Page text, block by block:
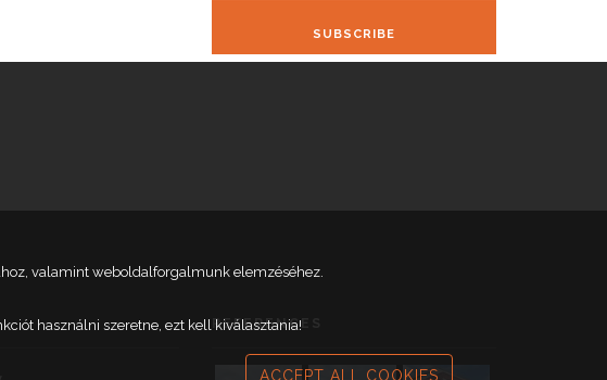
SUBSCRIBE
REFERENCES
valamint weboldalforgalmunk elemzéséhez.
használni szeretne, ezt kell kiválasztania!
ACCEPT ALL COOKIES